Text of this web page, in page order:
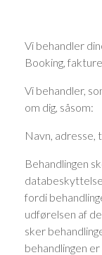
Vi behandler
Booking,
Vi behandler,
om dig, såsom:
Navn, adresse,
Behandlingen
fordi
udførelsen af
sker
behandlingen